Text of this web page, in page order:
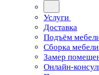
Услуги
Доставка
Подъём
Сборка
Замер
Онлайн-